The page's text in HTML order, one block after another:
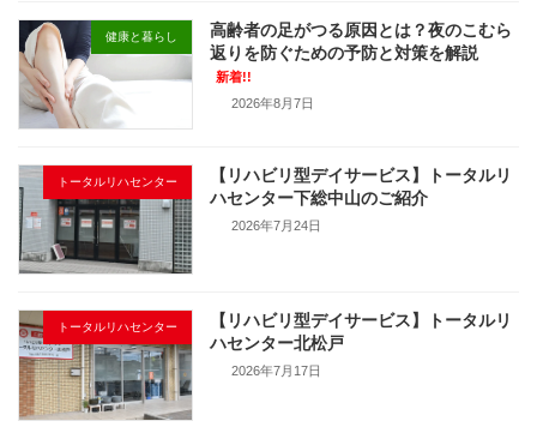
健康と暮らし
高齢者の足がつる原因とは？夜のこむら
返りを防ぐための予防と対策を解説
新着!!
2026年8月7日
トータルリハセンター
【リハビリ型デイサービス】トータルリ
ハセンター下総中山のご紹介
2026年7月24日
トータルリハセンター
【リハビリ型デイサービス】トータルリ
ハセンター北松戸
2026年7月17日